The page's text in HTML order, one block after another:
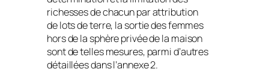
richesses de chacun par attribution
de lots de terre, la sortie des femmes
hors de la sphère privée de la maison
sont de telles mesures, parmi d’autres
détaillées dans l’annexe 2.